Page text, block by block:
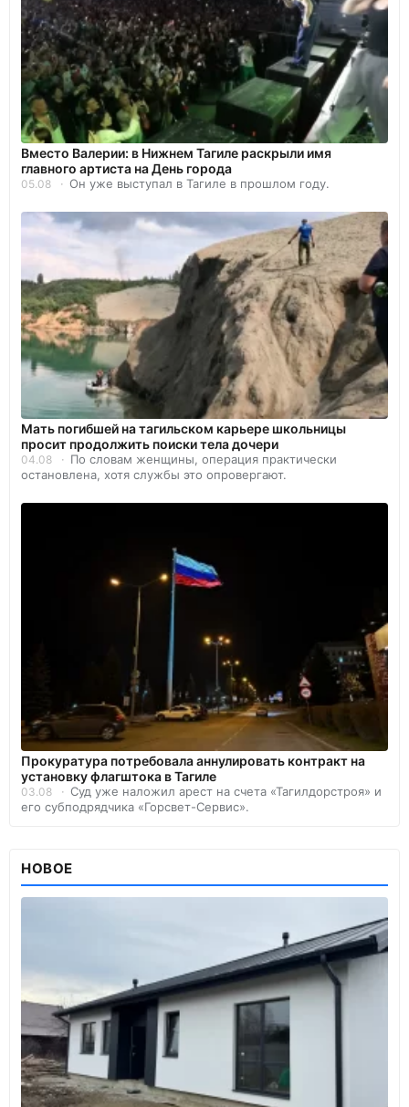
Вместо Валерии: в Нижнем Тагиле раскрыли имя
главного артиста на День города
05.08 Он уже выступал в Тагиле в прошлом году.
Мать погибшей на тагильском карьере школьницы
просит продолжить поиски тела дочери
04.08
По словам женщины, операция практически
остановлена, хотя службы это опровергают.
Прокуратура потребовала аннулировать контракт на
установку флагштока в Тагиле
03.08
Суд уже наложил арест на счета «Тагилдорстроя» и
его субподрядчика «Горсвет-Сервис».
НОВОЕ